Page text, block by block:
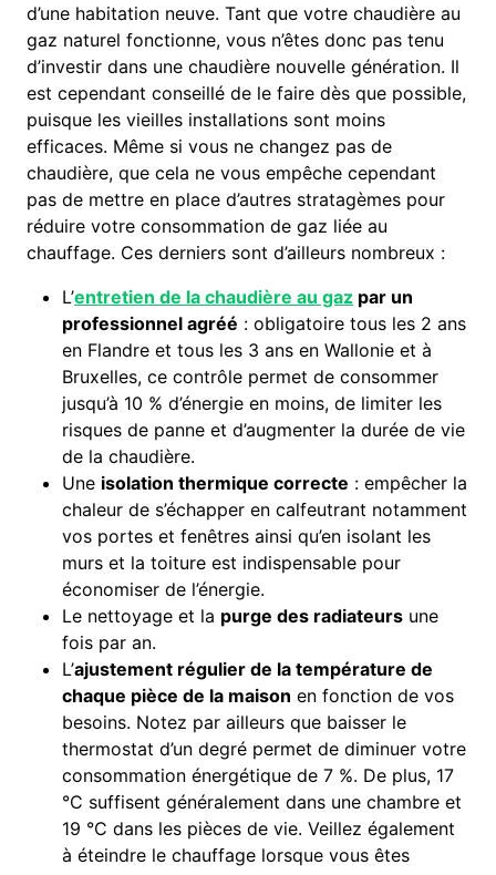
d’une habitation neuve. Tant que votre chaudière au
gaz naturel fonctionne, vous n’êtes donc pas tenu
d’investir dans une chaudière nouvelle génération. Il
est cependant conseillé de le faire dès que possible,
puisque les vieilles installations sont moins
efficaces. Même si vous ne changez pas de
chaudière, que cela ne vous empêche cependant
pas de mettre en place d’autres stratagèmes pour
réduire votre consommation de gaz liée au
chauffage. Ces derniers sont d’ailleurs nombreux :
L’entretien de la chaudière au gaz par un
professionnel agréé : obligatoire tous les 2 ans
en Flandre et tous les 3 ans en Wallonie et à
Bruxelles, ce contrôle permet de consommer
jusqu’à 10 % d’énergie en moins, de limiter les
risques de panne et d’augmenter la durée de vie
de la chaudière.
Une isolation thermique correcte : empêcher la
chaleur de s’échapper en calfeutrant notamment
vos portes et fenêtres ainsi qu’en isolant les
murs et la toiture est indispensable pour
économiser de l’énergie.
Le nettoyage et la purge des radiateurs une
fois par an.
L’ajustement régulier de la température de
chaque pièce de la maison en fonction de vos
besoins. Notez par ailleurs que baisser le
thermostat d’un degré permet de diminuer votre
consommation énergétique de 7 %. De plus, 17
°C suffisent généralement dans une chambre et
19 °C dans les pièces de vie. Veillez également
à éteindre le chauffage lorsque vous êtes